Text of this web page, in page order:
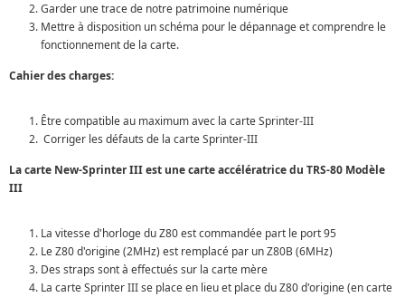
Garder une trace de notre patrimoine numérique
Mettre à disposition un schéma pour le dépannage et comprendre le
fonctionnement de la carte.
Cahier des charges:
Être compatible au maximum avec la carte Sprinter-III
Corriger les défauts de la carte Sprinter-III
La carte New-Sprinter III est une carte accélératrice du TRS-80 Modèle
III
La vitesse d'horloge du Z80 est commandée part le port 95
Le Z80 d'origine (2MHz) est remplacé par un Z80B (6MHz)
Des straps sont à effectués sur la carte mère
La carte Sprinter III se place en lieu et place du Z80 d'origine (en carte